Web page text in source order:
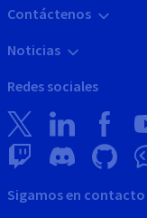
Contáctenos
Noticias
Redes sociales
Sigamos en contacto